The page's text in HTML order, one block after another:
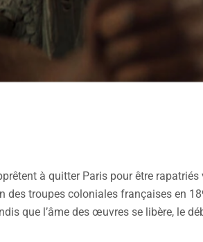
à quitter Paris pour être rapatriés
des troupes coloniales françaises en
que l’âme des œuvres se libère, le